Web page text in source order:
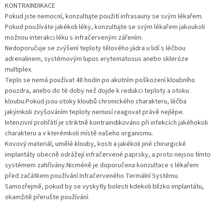
KONTRAINDIKACE
Pokud jste nemocní, konzultujte použití infrasauny se svým lékařem.
Pokud používáte jakékoli léky, konzultujte se svým lékařem jakoukoli
možnou interakci léku s infračerveným zářením.
Nedoporučuje se zvýšení teploty tělového jádra u lidí s léčbou
adrenalinem, systémovým lupus erytematosus anebo skleróze
multiplex.
Teplo se nemá používat 48 hodin po akutním poškození kloubního
pouzdra, anebo do té doby než dojde k redukci teploty a otoku
kloubu.Pokud jsou otoky kloubů chronického charakteru, léčba
jakýmkoli zvyšováním teploty nemusí reagovat právě nejlépe.
Intenzivní prohřátí je striktně kontraindikováno při infekcích jakéhokoli
charakteru a v kterémkoli místě našeho organismu.
Kovový materiál, umělé klouby, kosti a jakékoli jiné chirurgické
implantáty obecně odrážejí infračervené paprsky, a proto nejsou tímto
systémem zahřívány.Nicméně je doporučena konzultace s lékařem
před začátkem používání Infračerveného Termální Systému.
Samozřejmě, pokud by se vyskytly bolesti kdekoli blízko implantátu,
okamžitě přerušte používání.